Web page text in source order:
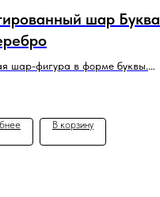
шар Буква
шар-фигура в форме буквы.
В корзину